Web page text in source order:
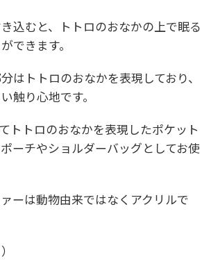
込むと、トトロのおなかの上で眠る
できます。
はトトロのおなかを表現しており、
触り心地です。
トトロのおなかを表現したポケット
ーチやショルダーバッグとしてお使
ーは動物由来ではなくアクリルで